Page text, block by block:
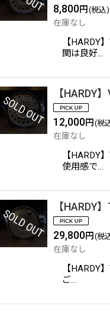
8,800円 (税込)
在庫なし
【HARDY
関は良好…
【HARDY
12,000円 (税
在庫なし
【HARDY
使用感で…
【HARDY
29,800円 (税
在庫なし
【HARDY
ご…